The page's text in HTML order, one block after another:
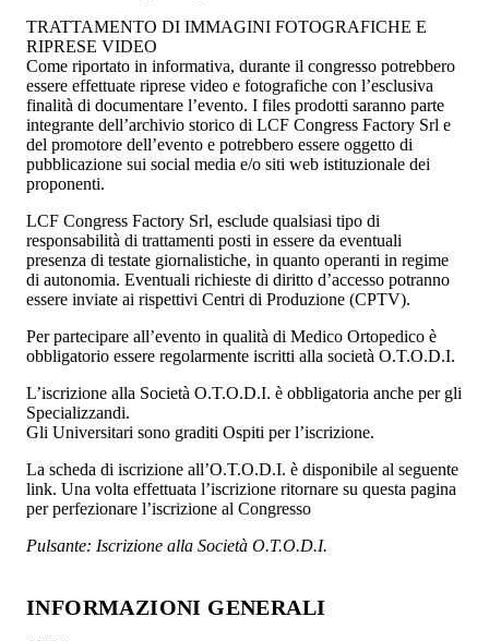
TRATTAMENTO DI IMMAGINI FOTOGRAFICHE E
RIPRESE VIDEO
Come riportato in informativa, durante il congresso potrebbero
essere effettuate riprese video e fotografiche con l’esclusiva
finalità di documentare l’evento. I files prodotti saranno parte
integrante dell’archivio storico di LCF Congress Factory Srl e
del promotore dell’evento e potrebbero essere oggetto di
pubblicazione sui social media e/o siti web istituzionale dei
proponenti.
LCF Congress Factory Srl, esclude qualsiasi tipo di
responsabilità di trattamenti posti in essere da eventuali
presenza di testate giornalistiche, in quanto operanti in regime
di autonomia. Eventuali richieste di diritto d’accesso potranno
essere inviate ai rispettivi Centri di Produzione (CPTV).
Per partecipare all’evento in qualità di Medico Ortopedico è
obbligatorio essere regolarmente iscritti alla società O.T.O.D.I.
L’iscrizione alla Società O.T.O.D.I. è obbligatoria anche per gli
Specializzandi.
Gli Universitari sono graditi Ospiti per l’iscrizione.
La scheda di iscrizione all’O.T.O.D.I. è disponibile al seguente
link. Una volta effettuata l’iscrizione ritornare su questa pagina
per perfezionare l’iscrizione al Congresso
Pulsante: Iscrizione alla Società O.T.O.D.I.
INFORMAZIONI GENERALI